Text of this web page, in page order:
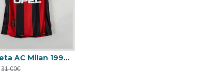
Camiseta AC Milan 1998/1999 Local Retro
31.00€